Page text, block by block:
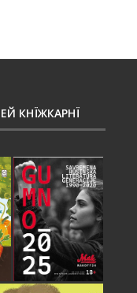
КНЇЖКАРНЇ